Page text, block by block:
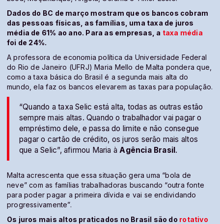
Dados do BC de março mostram que os bancos cobram
das pessoas físicas, as famílias, uma taxa de juros
média de 61% ao ano. Para as empresas, a taxa média
foi de 24%.
A professora de economia política da Universidade Federal
do Rio de Janeiro (UFRJ) Maria Mello de Malta pondera que,
como a taxa básica do Brasil é a segunda mais alta do
mundo, ela faz os bancos elevarem as taxas para população.
“Quando a taxa Selic está alta, todas as outras estão
sempre mais altas. Quando o trabalhador vai pagar o
empréstimo dele, e passa do limite e não consegue
pagar o cartão de crédito, os juros serão mais altos
que a Selic”, afirmou Maria àAgência Brasil.
Malta acrescenta que essa situação gera uma “bola de
neve” com as famílias trabalhadoras buscando “outra fonte
para poder pagar a primeira dívida e vai se endividando
progressivamente”.
Os juros mais altos praticados no Brasil são do rotativo